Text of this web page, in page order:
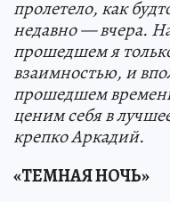
пролетело, как
недавно — вчера.
прошедшем я
взаимностью, и
прошедшем
ценим себя в
крепко Аркадий.
«ТЕМНАЯ НОЧЬ»